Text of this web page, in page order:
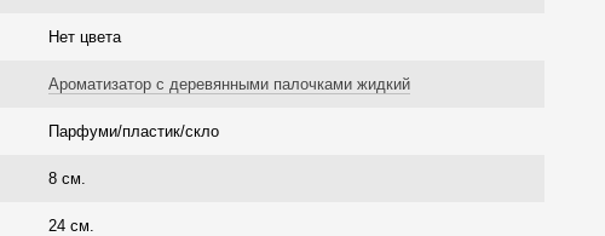
Нет цвета
Ароматизатор с деревянными палочками жидкий
Парфуми/пластик/скло
8 см.
24 см.